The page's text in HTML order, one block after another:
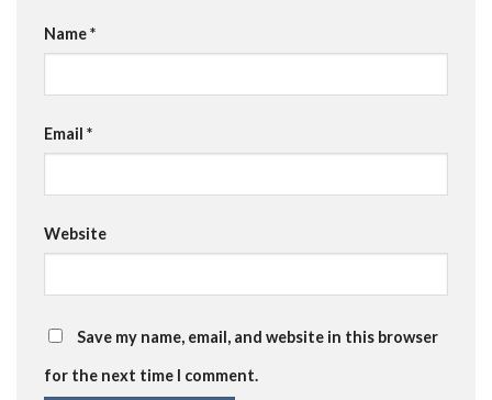
Name*
Email *
Website
Save my name, email, and website in this browser
for the next time I comment.